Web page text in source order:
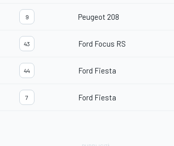
9 Peugeot 208
43 Ford Focus RS
44 Ford Fiesta
7 Ford Fiesta